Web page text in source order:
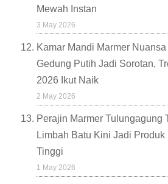
Mewah Instan
3 May 2026
Kamar Mandi Marmer
Gedung Putih Jadi Sorotan,
2026 Ikut Naik
2 May 2026
Perajin Marmer Tulungagung
Limbah Batu Kini Jadi
Tinggi
1 May 2026